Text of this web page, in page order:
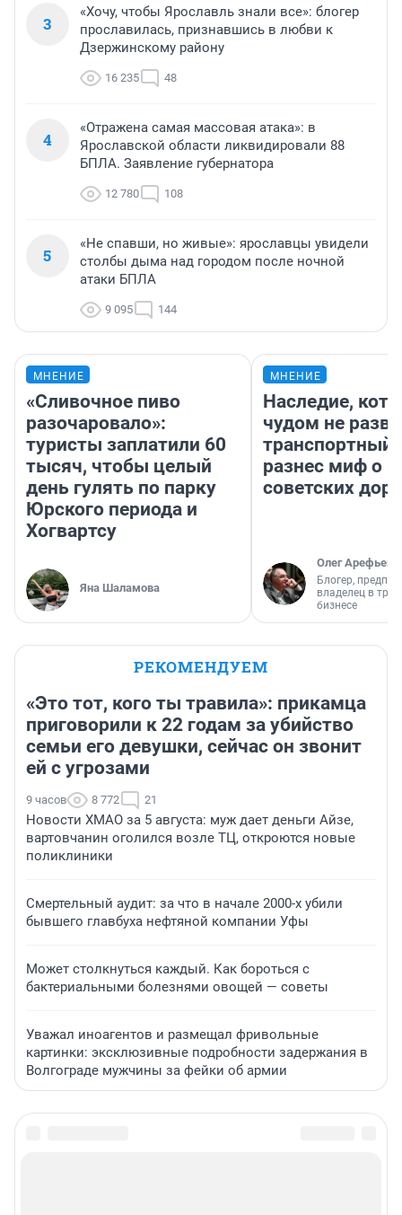
3
«Хочу, чтобы Ярославль знали все»: блогер
прославилась, признавшись в любви к
Дзержинскому району
16 235 48
4
«Отражена самая массовая атака»: в
Ярославской области ликвидировали 88
БПЛА. Заявление губернатора
12 780 108
5
«Не спавши, но живые»: ярославцы увидели
столбы дыма над городом после ночной
атаки БПЛА
9 095 144
МНЕНИЕ
«Сливочное пиво
разочаровало»:
туристы заплатили 60
тысяч, чтобы целый
день гулять по парку
Юрского периода и
Хогвартсу
Яна Шаламова
МНЕНИЕ
Наследие,
чудом не
транспортный
разнес миф о
советских
Олег Арефьев
Блогер,
владелец в
бизнесе
РЕКОМЕНДУЕМ
«Это тот, кого ты травила»: прикамца
приговорили к 22 годам за убийство
семьи его девушки, сейчас он звонит
ей с угрозами
9 часов 8 772 21
Новости ХМАО за 5 августа: муж дает деньги Айзе,
вартовчанин оголился возле ТЦ, откроются новые
поликлиники
Смертельный аудит: за что в начале 2000-х убили
бывшего главбуха нефтяной компании Уфы
Может столкнуться каждый. Как бороться с
бактериальными болезнями овощей — советы
Уважал иноагентов и размещал фривольные
картинки: эксклюзивные подробности задержания в
Волгограде мужчины за фейки об армии